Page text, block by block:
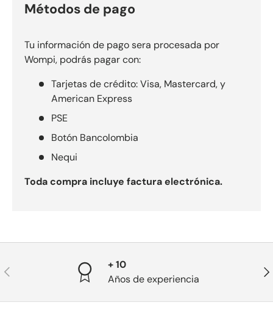
Métodos de pago
Tu información de pago sera procesada por
Wompi, podrás pagar con:
Tarjetas de crédito: Visa, Mastercard, y
American Express
PSE
Botón Bancolombia
Nequi
Toda compra incluye factura electrónica.
Anterior
+ 10
Años de experiencia